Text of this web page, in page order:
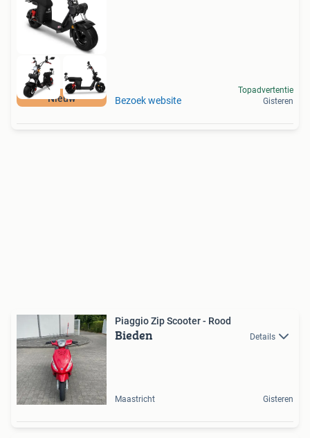
Nieuw Bezoek website
Topadvertentie
Gisteren
Piaggio Zip Scooter - Rood
Bieden Details
Maastricht Gisteren